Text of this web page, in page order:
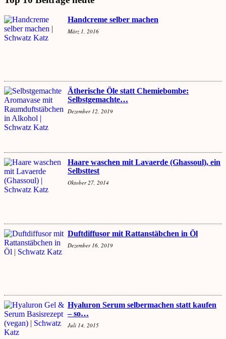
Handcreme selber machen
März 1, 2016
Ätherische Öle statt Chemiebombe:
Selbstgemachte…
Dezember 12, 2019
Haare waschen mit Lavaerde (Ghassoul), ein
Selbsttest
Oktober 27, 2014
Duftdiffusor mit Rattanstäbchen in Öl
Dezember 16, 2019
Hyaluron Serum selbermachen statt kaufen
– so…
Juli 14, 2015